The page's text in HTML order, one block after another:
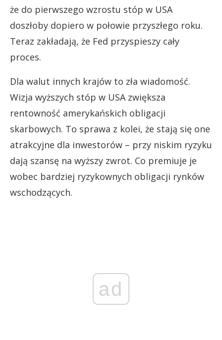
że do pierwszego wzrostu stóp w USA
doszłoby dopiero w połowie przyszłego roku.
Teraz zakładają, że Fed przyspieszy cały
proces.
Dla walut innych krajów to zła wiadomość.
Wizja wyższych stóp w USA zwiększa
rentowność amerykańskich obligacji
skarbowych. To sprawa z kolei, że stają się one
atrakcyjne dla inwestorów – przy niskim ryzyku
dają szansę na wyższy zwrot. Co premiuje je
wobec bardziej ryzykownych obligacji rynków
wschodzących.
ad